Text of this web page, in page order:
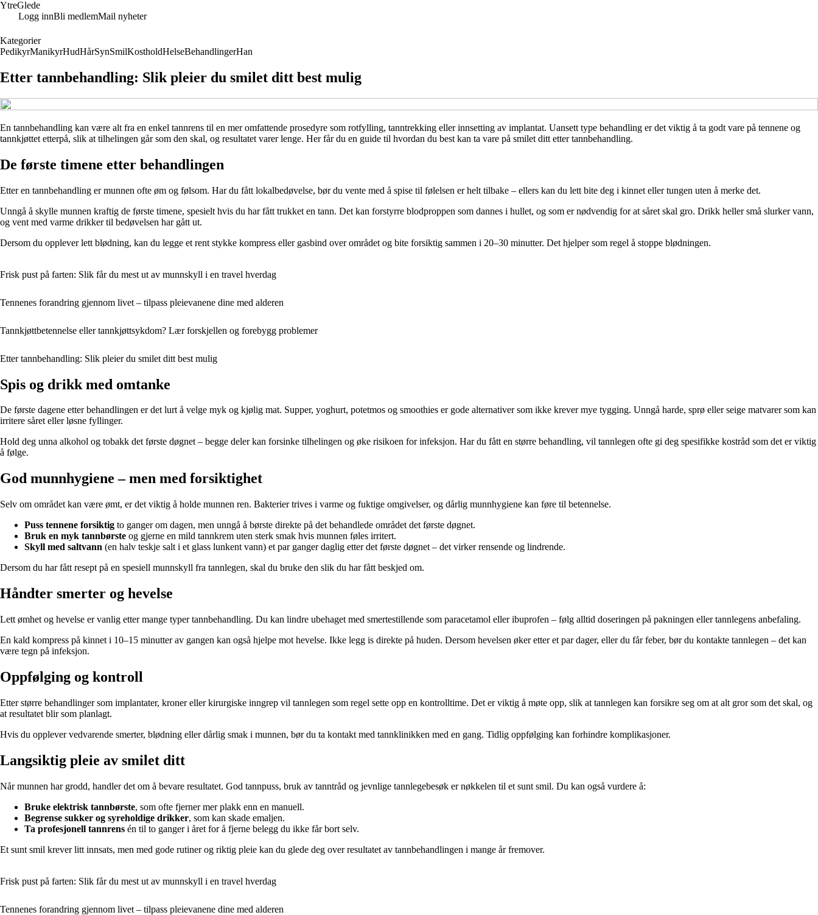
YtreGlede
Logg innBli medlemMail nyheter
Kategorier
PedikyrManikyrHudHårSynSmilKostholdHelseBehandlingerHan
Etter tannbehandling: Slik pleier du smilet ditt best mulig
En tannbehandling kan være alt fra en enkel tannrens til en mer omfattende prosedyre som rotfylling, tanntrekking eller innsetting av implantat. Uansett type behandling er det viktig å ta godt vare på tennene og
tannkjøttet etterpå, slik at tilhelingen går som den skal, og resultatet varer lenge. Her får du en guide til hvordan du best kan ta vare på smilet ditt etter tannbehandling.
De første timene etter behandlingen
Etter en tannbehandling er munnen ofte øm og følsom. Har du fått lokalbedøvelse, bør du vente med å spise til følelsen er helt tilbake – ellers kan du lett bite deg i kinnet eller tungen uten å merke det.
Unngå å skylle munnen kraftig de første timene, spesielt hvis du har fått trukket en tann. Det kan forstyrre blodproppen som dannes i hullet, og som er nødvendig for at såret skal gro. Drikk heller små slurker vann,
og vent med varme drikker til bedøvelsen har gått ut.
Dersom du opplever lett blødning, kan du legge et rent stykke kompress eller gasbind over området og bite forsiktig sammen i 20–30 minutter. Det hjelper som regel å stoppe blødningen.
Frisk pust på farten: Slik får du mest ut av munnskyll i en travel hverdag
Tennenes forandring gjennom livet – tilpass pleievanene dine med alderen
Tannkjøttbetennelse eller tannkjøttsykdom? Lær forskjellen og forebygg problemer
Etter tannbehandling: Slik pleier du smilet ditt best mulig
Spis og drikk med omtanke
De første dagene etter behandlingen er det lurt å velge myk og kjølig mat. Supper, yoghurt, potetmos og smoothies er gode alternativer som ikke krever mye tygging. Unngå harde, sprø eller seige matvarer som kan
irritere såret eller løsne fyllinger.
Hold deg unna alkohol og tobakk det første døgnet – begge deler kan forsinke tilhelingen og øke risikoen for infeksjon. Har du fått en større behandling, vil tannlegen ofte gi deg spesifikke kostråd som det er viktig
å følge.
God munnhygiene – men med forsiktighet
Selv om området kan være ømt, er det viktig å holde munnen ren. Bakterier trives i varme og fuktige omgivelser, og dårlig munnhygiene kan føre til betennelse.
Puss tennene forsiktig to ganger om dagen, men unngå å børste direkte på det behandlede området det første døgnet.
Bruk en myk tannbørste og gjerne en mild tannkrem uten sterk smak hvis munnen føles irritert.
Skyll med saltvann (en halv teskje salt i et glass lunkent vann) et par ganger daglig etter det første døgnet – det virker rensende og lindrende.
Dersom du har fått resept på en spesiell munnskyll fra tannlegen, skal du bruke den slik du har fått beskjed om.
Håndter smerter og hevelse
Lett ømhet og hevelse er vanlig etter mange typer tannbehandling. Du kan lindre ubehaget med smertestillende som paracetamol eller ibuprofen – følg alltid doseringen på pakningen eller tannlegens anbefaling.
En kald kompress på kinnet i 10–15 minutter av gangen kan også hjelpe mot hevelse. Ikke legg is direkte på huden. Dersom hevelsen øker etter et par dager, eller du får feber, bør du kontakte tannlegen – det kan
være tegn på infeksjon.
Oppfølging og kontroll
Etter større behandlinger som implantater, kroner eller kirurgiske inngrep vil tannlegen som regel sette opp en kontrolltime. Det er viktig å møte opp, slik at tannlegen kan forsikre seg om at alt gror som det skal, og
at resultatet blir som planlagt.
Hvis du opplever vedvarende smerter, blødning eller dårlig smak i munnen, bør du ta kontakt med tannklinikken med en gang. Tidlig oppfølging kan forhindre komplikasjoner.
Langsiktig pleie av smilet ditt
Når munnen har grodd, handler det om å bevare resultatet. God tannpuss, bruk av tanntråd og jevnlige tannlegebesøk er nøkkelen til et sunt smil. Du kan også vurdere å:
Bruke elektrisk tannbørste, som ofte fjerner mer plakk enn en manuell.
Begrense sukker og syreholdige drikker, som kan skade emaljen.
Ta profesjonell tannrens én til to ganger i året for å fjerne belegg du ikke får bort selv.
Et sunt smil krever litt innsats, men med gode rutiner og riktig pleie kan du glede deg over resultatet av tannbehandlingen i mange år fremover.
Frisk pust på farten: Slik får du mest ut av munnskyll i en travel hverdag
Tennenes forandring gjennom livet – tilpass pleievanene dine med alderen